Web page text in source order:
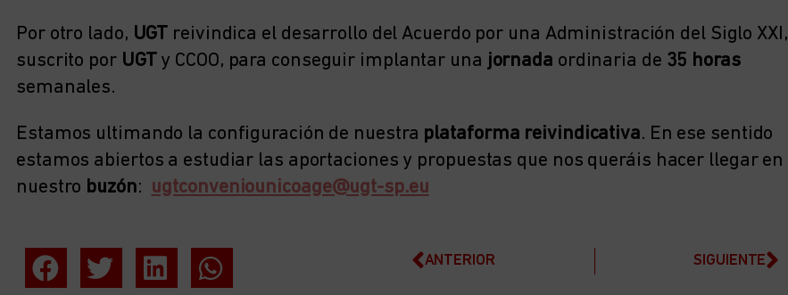
Por otro lado, UGT reivindica el desarrollo del Acuerdo por una Administración del Siglo XXI,
suscrito por UGT y CCOO, para conseguir implantar una jornada ordinaria de 35 horas
semanales.
Estamos ultimando la configuración de nuestra plataforma reivindicativa. En ese sentido
estamos abiertos a estudiar las aportaciones y propuestas que nos queráis hacer llegar en
nuestro buzón: ugtconveniounicoage@ugt-sp.eu
ANTERIOR SIGUIENTE